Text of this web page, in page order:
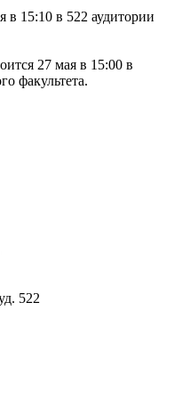
в 15:10 в 522 аудитории
27 мая в 15:00 в
факультета.
522